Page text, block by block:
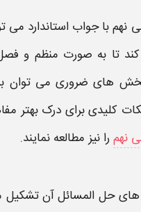
​نهمباجواب استاندارد
تا به صورت منظم و
بخش های ضروری می توان
کلیدی برای درک بهتر
نهم را نیز مطالعه نمایند.
حل المسائل آن تشکیل